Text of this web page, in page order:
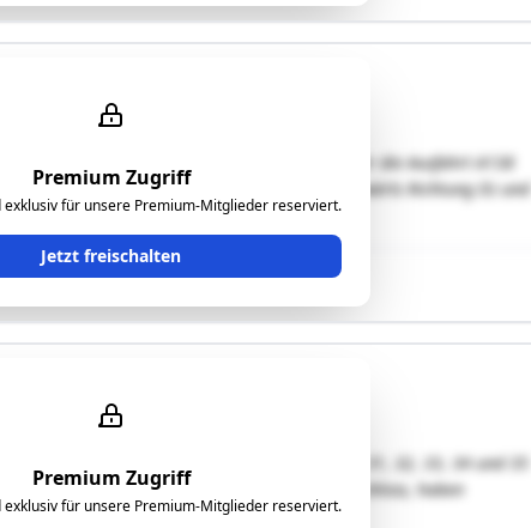
Premium Zugriff
exklusiv für unsere Premium-Mitglieder reserviert.
Jetzt freischalten
A2 und sind von der Südautobahn A2 über die Ausfahrt A138
fährt man die B65 „Gleichsdorfer Straße“ ostwärts Richtung Ilz und
Premium Zugriff
exklusiv für unsere Premium-Mitglieder reserviert.
22/2, 25/1, 38, 24, 25/2, 27, 25/3, 26, 31, 32, 33, 34 und 35
mit „A“ bezeichnet) liegen westseitig vom Schloss, haben
und sind bewaldet. Durch einen …"